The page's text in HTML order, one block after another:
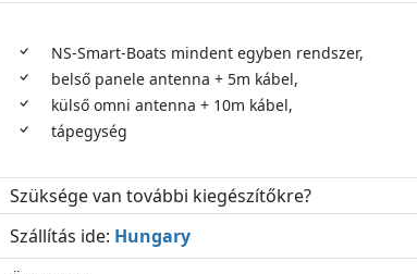
NS-Smart-Boats mindent egyben rendszer,
belső panele antenna + 5m kábel,
külső omni antenna + 10m kábel,
tápegység
Szüksége van további kiegészítőkre?
Szállítás ide: Hungary